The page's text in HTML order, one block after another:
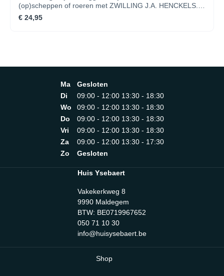
lasagne te portioneren en te serverenLengte 26,4
(op)scheppen of roeren met ZWILLING J.A. HENCKELS.
Het genieten begint al bij de voorbereiding en terwijl
werken met ZWILLING J.A. HENCKELS het koken reeds
Minimalistisch design van Matteo Thun en Antonio
vingerbeschermingLengte 20 cmBreedte 7,2 cmHoogte 2
€ 24,95
Ma
Gesloten
Di
09:00 - 12:00 13:30 - 18:30
Wo
09:00 - 12:00 13:30 - 18:30
Do
09:00 - 12:00 13:30 - 18:30
Vri
09:00 - 12:00 13:30 - 18:30
Za
09:00 - 12:00 13:30 - 17:30
Zo
Gesloten
Huis Ysebaert
Vakekerkweg 8
9990 Maldegem
BTW: BE0719967652
050 71 10 30
info@huisysebaert.be
Shop